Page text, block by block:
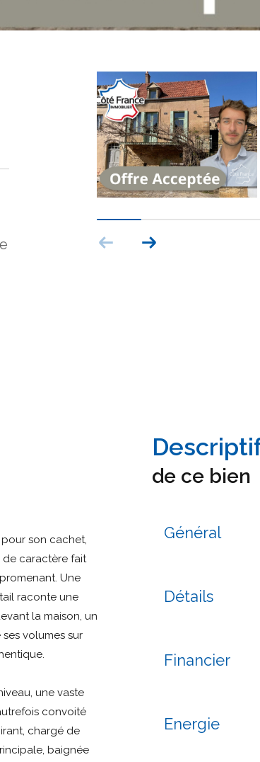
son cachet,
de caractère fait
Une
raconte une
la maison, un
volumes sur
une vaste
convoité
chargé de
baignée
de ce bien
Général
Détails
Financier
Energie